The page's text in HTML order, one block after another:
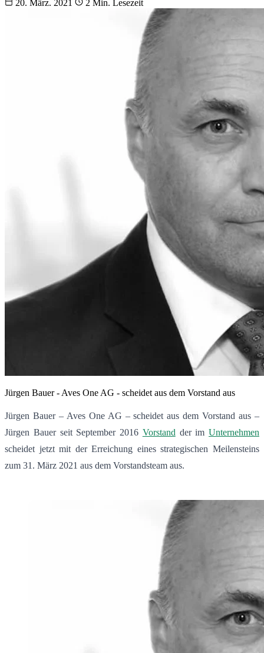
20. März. 2021
2 Min. Lesezeit
Jürgen Bauer - Aves One AG - scheidet aus dem Vorstand aus
Jürgen Bauer – Aves One AG – scheidet aus dem Vorstand aus –
Jürgen Bauer seit September 2016 Vorstand der im Unternehmen
scheidet jetzt mit der Erreichung eines strategischen Meilensteins
zum 31. März 2021 aus dem Vorstandsteam aus.